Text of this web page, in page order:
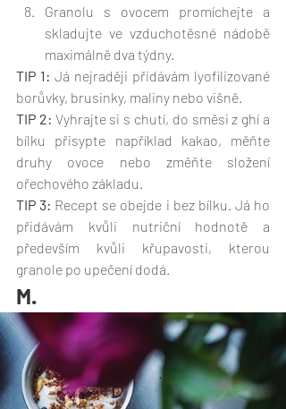
Granolu s ovocem promíchejte a
skladujte ve vzduchotěsné nádobě
maximálně dva týdny.
TIP 1: Já nejraději přidávám lyofilizované
borůvky, brusinky, maliny nebo višně.
TIP 2: Vyhrajte si s chutí, do směsi z ghí a
bílku přisypte například kakao, měňte
druhy ovoce nebo změňte složení
ořechového základu.
TIP 3: Recept se obejde i bez bílku. Já ho
přidávám kvůli nutriční hodnotě a
především kvůli křupavosti, kterou
granole po upečení dodá.
M.